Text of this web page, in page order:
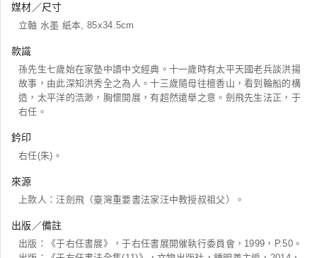
媒材／尺寸
立軸 水墨 紙本, 85x34.5cm
款識
孫先生七歲始在家塾中讀中文經典。十一歲時有太平天國老兵談洪揚
故事，由此深知洪秀全之為人。十三歲隨母往檀香山，看到輪船的構
造，太平洋的浩渺，胸懷開展，有超然遠舉之意。劍飛先生法正，于
右任。
鈐印
右任(朱)。
來源
上款人：汪劍飛（臺灣重要書法家汪中教授叔祖父）。
出版／備註
出版：《于右任書展》，于右任書展開催執行委員會，1999，P.50。